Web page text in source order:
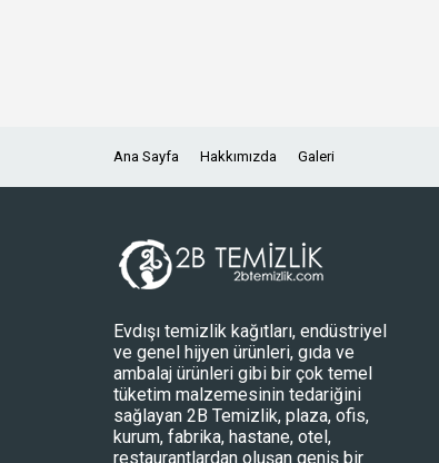
Ana Sayfa Hakkımızda Galeri
Evdışı temizlik kağıtları, endüstriyel
ve genel hijyen ürünleri, gıda ve
ambalaj ürünleri gibi bir çok temel
tüketim malzemesinin tedariğini
sağlayan 2B Temizlik, plaza, ofis,
kurum, fabrika, hastane, otel,
restaurantlardan oluşan geniş bir